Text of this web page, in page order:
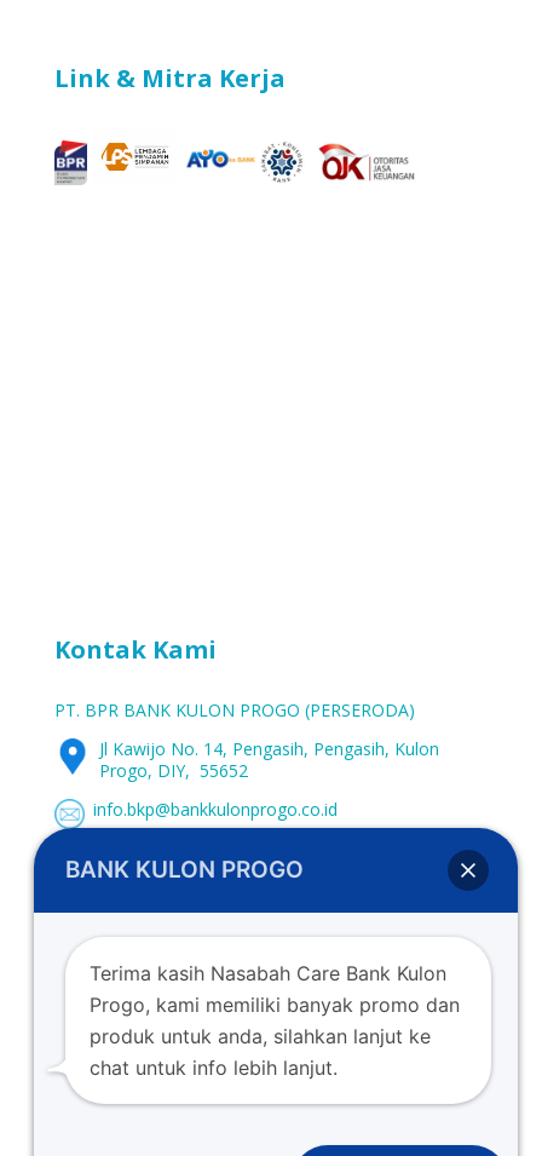
Link & Mitra Kerja
Kontak Kami
PT. BPR BANK KULON PROGO (PERSERODA)
Jl Kawijo No. 14, Pengasih, Pengasih, Kulon
Progo, DIY, 55652
info.bkp@bankkulonprogo.co.id
0274-773107
Berizin dan diawasi oleh OJK (Otoritas Jasa Keuangan)
BANK KULON PROGO
Terima kasih Nasabah Care Bank Kulon
Progo, kami memiliki banyak promo dan
produk untuk anda, silahkan lanjut ke
chat untuk info lebih lanjut.